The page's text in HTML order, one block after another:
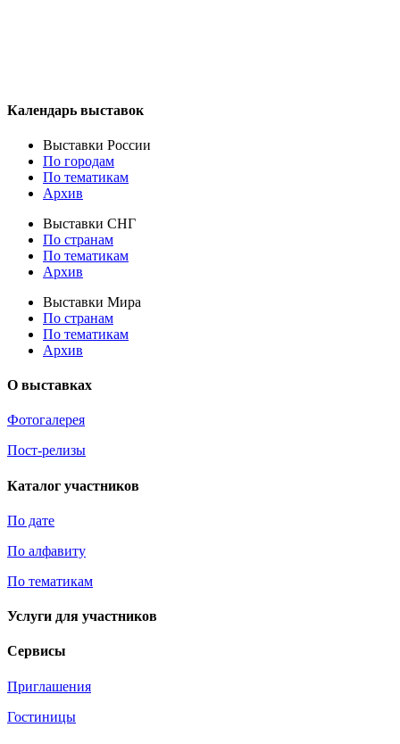
Календарь выставок
Выставки России
По городам
По тематикам
Архив
Выставки СНГ
По странам
По тематикам
Архив
Выставки Мира
По странам
По тематикам
Архив
О выставках
Фотогалерея
Пост-релизы
Каталог участников
По дате
По алфавиту
По тематикам
Услуги для участников
Сервисы
Приглашения
Гостиницы